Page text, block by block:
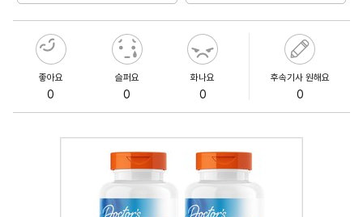
좋아요
0
슬퍼요
0
화나요
0
후속기사 원해요
0